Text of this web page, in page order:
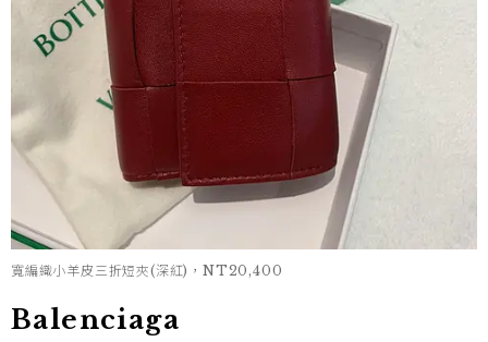
寬編織小羊皮三折短夾(深紅)，NT20,400
Balenciaga